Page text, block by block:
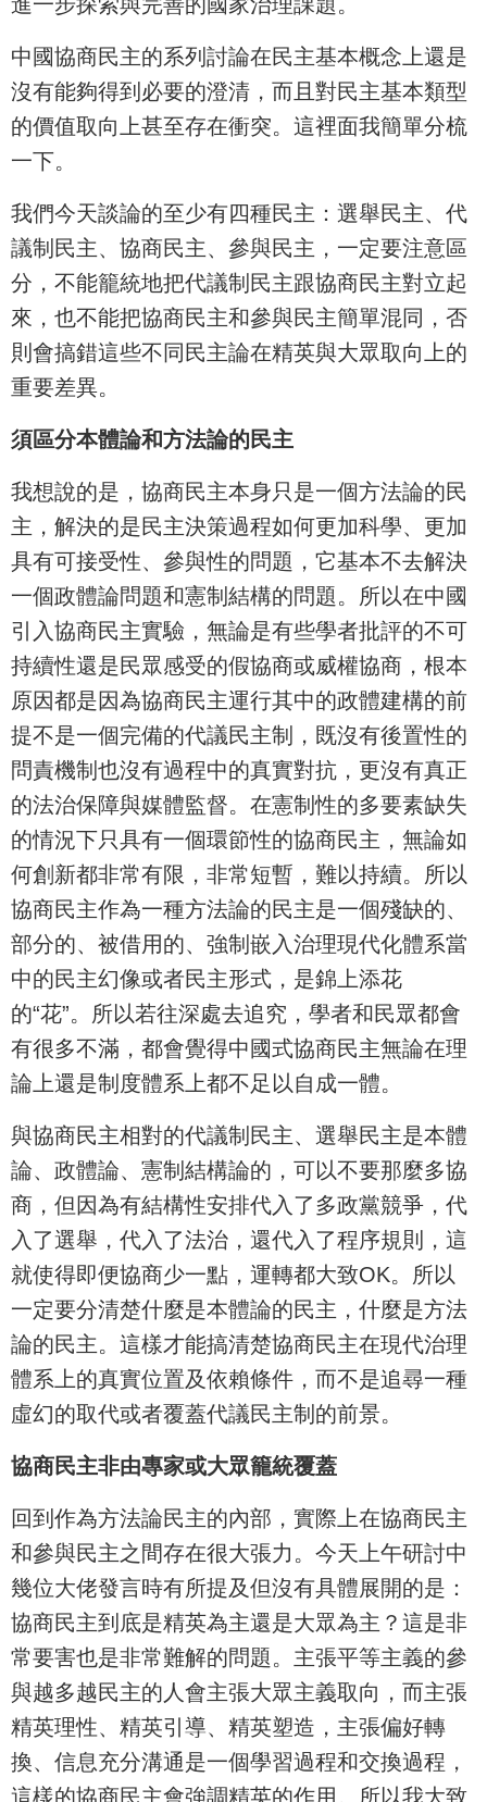
中國協商民主的系列討論在民主基本概念上還是
沒有能夠得到必要的澄清，而且對民主基本類型
的價值取向上甚至存在衝突。這裡面我簡單分梳
一下。
我們今天談論的至少有四種民主：選舉民主、代
議制民主、協商民主、參與民主，一定要注意區
分，不能籠統地把代議制民主跟協商民主對立起
來，也不能把協商民主和參與民主簡單混同，否
則會搞錯這些不同民主論在精英與大眾取向上的
重要差異。
須區分本體論和方法論的民主
我想說的是，協商民主本身只是一個方法論的民
主，解決的是民主決策過程如何更加科學、更加
具有可接受性、參與性的問題，它基本不去解決
一個政體論問題和憲制結構的問題。所以在中國
引入協商民主實驗，無論是有些學者批評的不可
持續性還是民眾感受的假協商或威權協商，根本
原因都是因為協商民主運行其中的政體建構的前
提不是一個完備的代議民主制，既沒有後置性的
問責機制也沒有過程中的真實對抗，更沒有真正
的法治保障與媒體監督。在憲制性的多要素缺失
的情況下只具有一個環節性的協商民主，無論如
何創新都非常有限，非常短暫，難以持續。所以
協商民主作為一種方法論的民主是一個殘缺的、
部分的、被借用的、強制嵌入治理現代化體系當
中的民主幻像或者民主形式，是錦上添花
的“花”。所以若往深處去追究，學者和民眾都會
有很多不滿，都會覺得中國式協商民主無論在理
論上還是制度體系上都不足以自成一體。
與協商民主相對的代議制民主、選舉民主是本體
論、政體論、憲制結構論的，可以不要那麼多協
商，但因為有結構性安排代入了多政黨競爭，代
入了選舉，代入了法治，還代入了程序規則，這
就使得即便協商少一點，運轉都大致OK。所以
一定要分清楚什麼是本體論的民主，什麼是方法
論的民主。這樣才能搞清楚協商民主在現代治理
體系上的真實位置及依賴條件，而不是追尋一種
虛幻的取代或者覆蓋代議民主制的前景。
協商民主非由專家或大眾籠統覆蓋
回到作為方法論民主的內部，實際上在協商民主
和參與民主之間存在很大張力。今天上午研討中
幾位大佬發言時有所提及但沒有具體展開的是：
協商民主到底是精英為主還是大眾為主？這是非
常要害也是非常難解的問題。主張平等主義的參
與越多越民主的人會主張大眾主義取向，而主張
精英理性、精英引導、精英塑造，主張偏好轉
換、信息充分溝通是一個學習過程和交換過程，
這樣的協商民主會強調精英的作用。所以我大致